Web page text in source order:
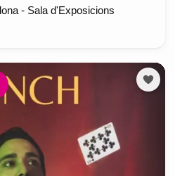
- Sala d'Exposicions